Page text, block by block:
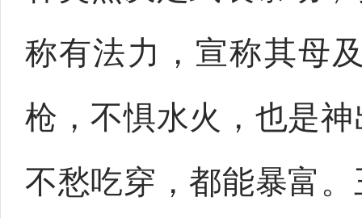
称有法力，宣称其母
枪，不惧水火，也是
不愁吃穿，都能暴富